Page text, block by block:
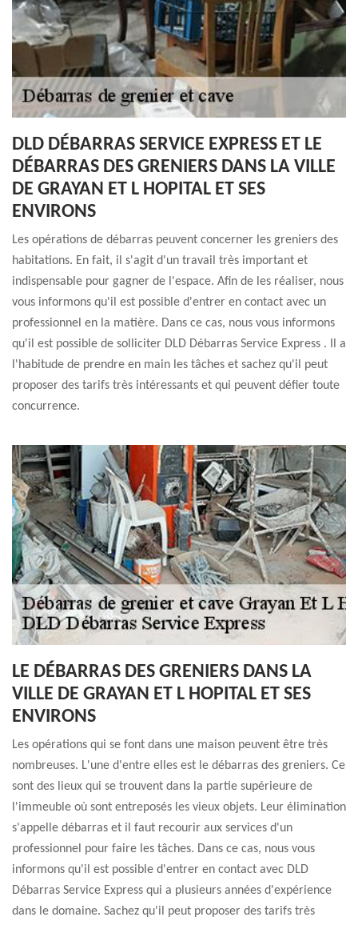
DLD DÉBARRAS SERVICE EXPRESS ET LE
DÉBARRAS DES GRENIERS DANS LA VILLE
DE GRAYAN ET L HOPITAL ET SES
ENVIRONS
Les opérations de débarras peuvent concerner les greniers des
habitations. En fait, il s'agit d'un travail très important et
indispensable pour gagner de l'espace. Afin de les réaliser, nous
vous informons qu'il est possible d'entrer en contact avec un
professionnel en la matière. Dans ce cas, nous vous informons
qu'il est possible de solliciter DLD Débarras Service Express . Il a
l'habitude de prendre en main les tâches et sachez qu'il peut
proposer des tarifs très intéressants et qui peuvent défier toute
concurrence.
LE DÉBARRAS DES GRENIERS DANS LA
VILLE DE GRAYAN ET L HOPITAL ET SES
ENVIRONS
Les opérations qui se font dans une maison peuvent être très
nombreuses. L'une d'entre elles est le débarras des greniers. Ce
sont des lieux qui se trouvent dans la partie supérieure de
l'immeuble où sont entreposés les vieux objets. Leur élimination
s'appelle débarras et il faut recourir aux services d'un
professionnel pour faire les tâches. Dans ce cas, nous vous
informons qu'il est possible d'entrer en contact avec DLD
Débarras Service Express qui a plusieurs années d'expérience
dans le domaine. Sachez qu'il peut proposer des tarifs très